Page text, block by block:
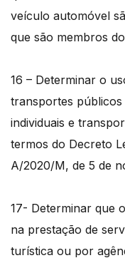
veículo automóvel
que são membros
16 – Determinar o
transportes públicos
individuais e
termos do Decreto
A/2020/M, de 5 de
17- Determinar que
na prestação de
turística ou por